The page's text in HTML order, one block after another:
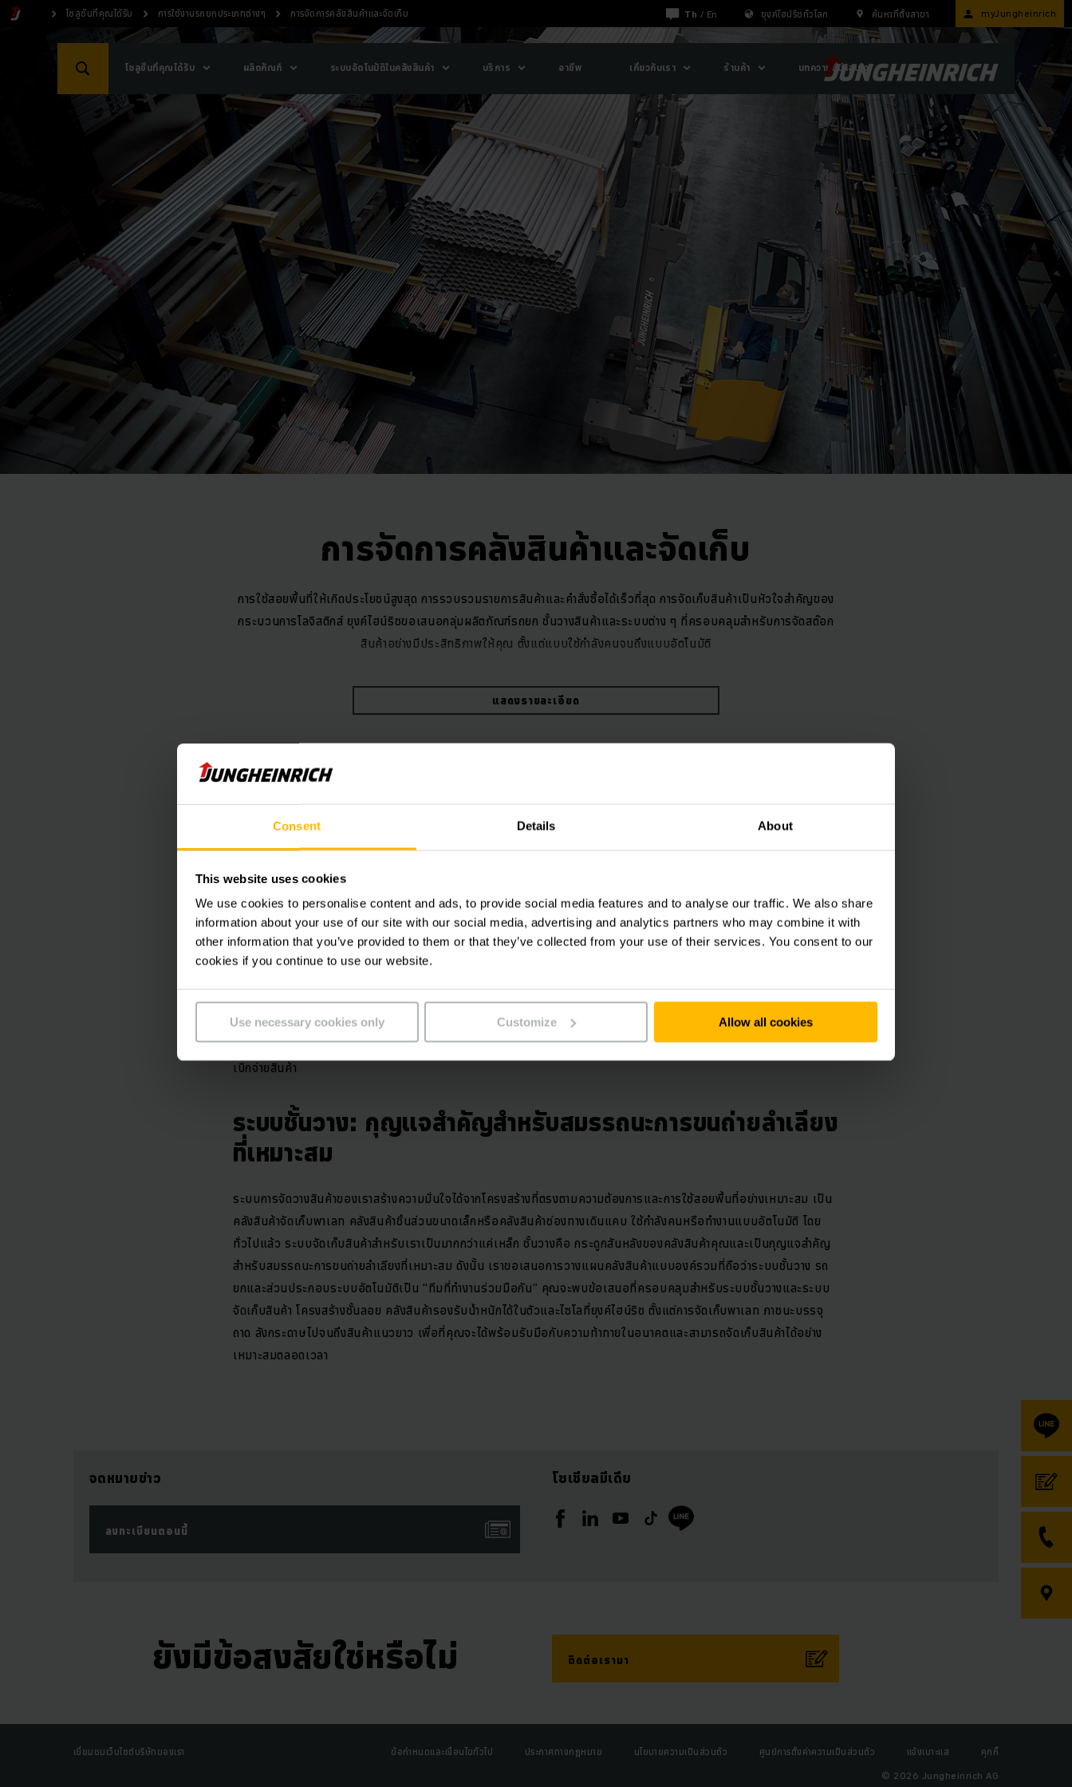
Consent Details About
This website uses cookies
We use cookies to personalise content and ads, to provide social media features and to analyse our traffic. We also share
information about your use of our site with our social media, advertising and analytics partners who may combine it with
other information that you’ve provided to them or that they’ve collected from your use of their services. You consent to our
cookies if you continue to use our website.
Use necessary cookies only Customize Allow all cookies
โซลูชั่นที่คุณได้รับ การใช้งานรถยกประเภทต่างๆ การจัดการคลังสินค้าและจัดเก็บ Th / En ยุงค์ไฮน์ริชทั่วโลก ค้นหาที่ตั้งสาขา myJungheinrich
โซลูชั่นที่คุณได้รับ ผลิตภัณฑ์ ระบบอัตโนมัติในคลังสินค้า บริการ อาชีพ เกี่ยวกับเรา ร้านค้า บทความที่น่าสนใจ
การจัดการคลังสินค้าและจัดเก็บ
การใช้สอยพื้นที่ให้เกิดประโยชน์สูงสุด การรวบรวมรายการสินค้าและคำสั่งซื้อได้เร็วที่สุด การจัดเก็บสินค้าเป็นหัวใจสำคัญของ
กระบวนการโลจิสติกส์ ยุงค์ไฮน์ริชขอเสนอกลุ่มผลิตภัณฑ์รถยก ชั้นวางสินค้าและระบบต่าง ๆ ที่ครอบคลุมสำหรับการจัดสต๊อก
สินค้าอย่างมีประสิทธิภาพให้คุณ ตั้งแต่แบบใช้กำลังคนจนถึงแบบอัตโนมัติ
แสดงรายละเอียด
การจัดเก็บสินค้าอย่างเหมาะสม - ฟังดูง่ายแต่ซับซ้อนยิ่งขึ้น
ขึ้นในระยะเวลาที่สั้นลงเรื่อย ๆ ดังนั้น การจัดเก็บสินค้าที่ประหยัดเวลา ประหยัดต้นทุนและประหยัดพื้นที่จึงสำคัญมากขึ้นเรื่อย ๆ
เพื่อความสำเร็จของธุรกิจ
ยุงค์ไฮน์ริชขอเสนอกลุ่มรถยก ชั้นวางและระบบการจัดวางสินค้าที่ครบถ้วนสมบูรณ์สำหรับการจัดสต๊อกสินค้าให้คุณด้วย
ของคลังสินค้าที่ประหยัดพื้นที่ รวมไปถึงรถวางสินค้าในระดับสูง EKX ซึ่งเป็นหมายเลข 1 ของเราในคลังสินค้าช่องทางเดิน
แคบ ตั้งแต่ระบบจัดเก็บสินค้าด้วยกำลังคนไปจนถึงระบบอัตกึ่งอัตโนมัติหรือระบบอัตโนมัติและส่วนประกอบต่าง ๆ ของ
ซอฟต์แวร์ในการตรวจสอบและการควบคุมการเคลื่อนย้ายสินค้าทั้งหมดของคุณ ตั้งแต่กระบวนการในการจัดสต๊อกไปจนถึงการ
เบิกจ่ายสินค้า
ระบบชั้นวาง: กุญแจสำคัญสำหรับสมรรถนะการขนถ่ายลำเลียง
ที่เหมาะสม
ระบบการจัดวางสินค้าของเราสร้างความมั่นใจได้จากโครงสร้างที่ตรงตามความต้องการและการใช้สอยพื้นที่อย่างเหมาะสม เป็น
คลังสินค้าจัดเก็บพาเลท คลังสินค้าชิ้นส่วนขนาดเล็กหรือคลังสินค้าช่องทางเดินแคบ ใช้กำลังคนหรือทำงานแบบอัตโนมัติ โดย
ทั่วไปแล้ว ระบบจัดเก็บสินค้าสำหรับเราเป็นมากกว่าแค่เหล็ก ชั้นวางคือ กระดูกสันหลังของคลังสินค้าคุณและเป็นกุญแจสำคัญ
สำหรับสมรรถนะการขนถ่ายลำเลียงที่เหมาะสม ดังนั้น เราขอเสนอการวางแผนคลังสินค้าแบบองค์รวมที่ถือว่าระบบชั้นวาง รถ
ยกและส่วนประกอบระบบอัตโนมัติเป็น “ทีมที่ทำงานร่วมมือกัน” คุณจะพบข้อเสนอที่ครอบคลุมสำหรับระบบชั้นวางและระบบ
จัดเก็บสินค้า โครงสร้างชั้นลอย คลังสินค้ารองรับน้ำหนักได้ในตัวและไซโลที่ยุงค์ไฮน์ริช ตั้งแต่การจัดเก็บพาเลท ภาชนะบรรจุ
ถาด ลังกระดาษไปจนถึงสินค้าแนวยาว เพื่อที่คุณจะได้พร้อมรับมือกับความท้าทายในอนาคตและสามารถจัดเก็บสินค้าได้อย่าง
เหมาะสมตลอดเวลา
จดหมายข่าว
ลงทะเบียนตอนนี้
โซเชียลมีเดีย
ยังมีข้อสงสัยใช่หรือไม่ ติดต่อเรามา
เยี่ยมชมเว็บไซต์บริษัทของเรา ข้อกำหนดและเงื่อนไขทั่วไป ประกาศทางกฎหมาย นโยบายความเป็นส่วนตัว ศูนย์การตั้งค่าความเป็นส่วนตัว แจ้งเบาะแส
คุกกี้
© 2026 Jungheinrich AG